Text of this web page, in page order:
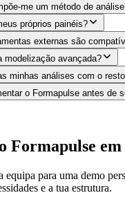
me um método de
próprios painéis?
externas são
modelização avançada?
minhas análises com o
o Formapulse antes de
Formapulse em
equipa para uma demo
e a tua estrutura.